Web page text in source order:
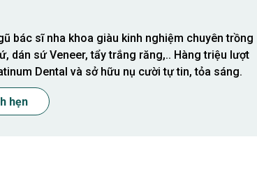
bác sĩ nha khoa giàu kinh nghiệm chuyên trồng
dán sứ Veneer, tẩy trắng răng,.. Hàng triệu lượt
Dental và sở hữu nụ cười tự tin, tỏa sáng.
hẹn